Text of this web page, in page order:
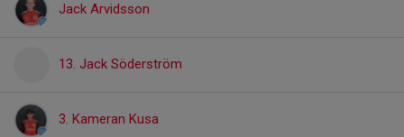
Jack Arvidsson
13. Jack Söderström
3. Kameran Kusa